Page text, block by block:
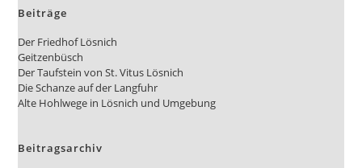
Beiträge
Der Friedhof Lösnich
Geitzenbüsch
Der Taufstein von St. Vitus Lösnich
Die Schanze auf der Langfuhr
Alte Hohlwege in Lösnich und Umgebung
Beitragsarchiv